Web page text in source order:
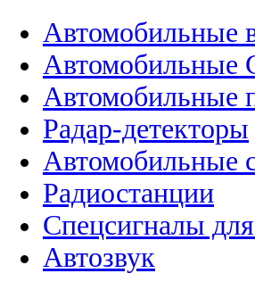
Автомобильные
Автомобильные
Автомобильные
Радар-детекторы
Автомобильные
Радиостанции
Спецсигналы
Автозвук